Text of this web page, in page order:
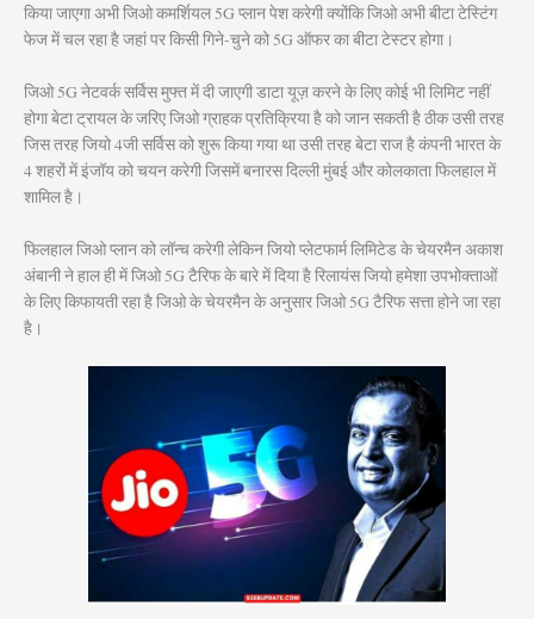
किया जाएगा अभी जिओ कमर्शियल 5G प्लान पेश करेगी क्योंकि जिओ अभी बीटा टेस्टिंग
फेज में चल रहा है जहां पर किसी गिने-चुने को 5G ऑफर का बीटा टेस्टर होगा।
जिओ 5G नेटवर्क सर्विस मुफ्त में दी जाएगी डाटा यूज़ करने के लिए कोई भी लिमिट नहीं
होगा बेटा ट्रायल के जरिए जिओ ग्राहक प्रतिक्रिया है को जान सकती है ठीक उसी तरह
जिस तरह जियो 4जी सर्विस को शुरू किया गया था उसी तरह बेटा राज है कंपनी भारत के
4 शहरों में इंजॉय को चयन करेगी जिसमें बनारस दिल्ली मुंबई और कोलकाता फिलहाल में
शामिल है।
फिलहाल जिओ प्लान को लॉन्च करेगी लेकिन जियो प्लेटफार्म लिमिटेड के चेयरमैन अकाश
अंबानी ने हाल ही में जिओ 5G टैरिफ के बारे में दिया है रिलायंस जियो हमेशा उपभोक्ताओं
के लिए किफायती रहा है जिओ के चेयरमैन के अनुसार जिओ 5G टैरिफ सत्ता होने जा रहा
है।